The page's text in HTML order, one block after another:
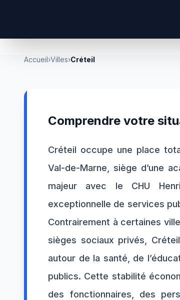
Accueil›Villes›Créteil
Comprendre votre
Créteil occupe une place
Val-de-Marne, siège d’une
majeur avec le CHU
exceptionnelle de services
Contrairement à certaines
sièges sociaux privés,
autour de la santé, de
publics. Cette stabilité
des fonctionnaires, des